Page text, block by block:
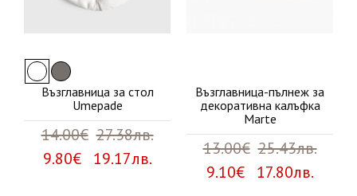
Възглавница за стол
Umepade
14.00€ 27.38лв.
9.80€ 19.17лв.
Възглавница-пълнеж за
декоративна калъфка
Marte
13.00€ 25.43лв.
9.10€ 17.80лв.